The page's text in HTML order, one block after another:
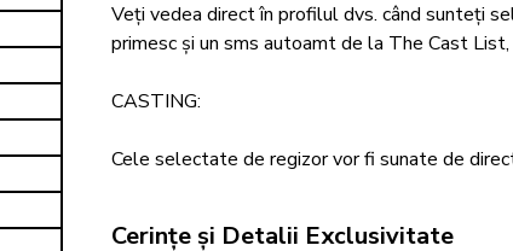
Veți vedea direct în profilul dvs. când sunteți
primesc și un sms autoamt de la The Cast
CASTING:
Cele selectate de regizor vor fi sunate de
Cerințe și Detalii Exclusivitate